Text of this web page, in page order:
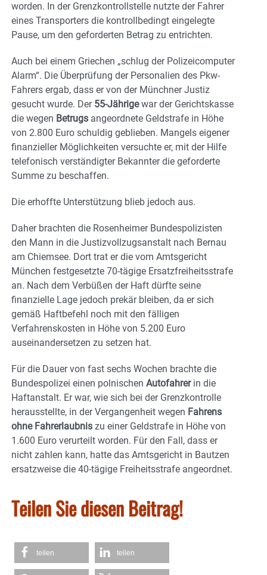
worden. In der Grenzkontrollstelle nutzte der Fahrer
eines Transporters die kontrollbedingt eingelegte
Pause, um den geforderten Betrag zu entrichten.
Auch bei einem Griechen „schlug der Polizeicomputer
Alarm“. Die Überprüfung der Personalien des Pkw-
Fahrers ergab, dass er von der Münchner Justiz
gesucht wurde. Der 55-Jährigewar der Gerichtskasse
die wegen Betrugs angeordnete Geldstrafe in Höhe
von 2.800 Euro schuldig geblieben. Mangels eigener
finanzieller Möglichkeiten versuchte er, mit der Hilfe
telefonisch verständigter Bekannter die geforderte
Summe zu beschaffen.
Die erhoffte Unterstützung blieb jedoch aus.
Daher brachten die Rosenheimer Bundespolizisten
den Mann in die Justizvollzugsanstalt nach Bernau
am Chiemsee. Dort trat er die vom Amtsgericht
München festgesetzte 70-tägige Ersatzfreiheitsstrafe
an. Nach dem Verbüßen der Haft dürfte seine
finanzielle Lage jedoch prekär bleiben, da er sich
gemäß Haftbefehl noch mit den fälligen
Verfahrenskosten in Höhe von 5.200 Euro
auseinandersetzen zu setzen hat.
Für die Dauer von fast sechs Wochen brachte die
Bundespolizei einen polnischen Autofahrerin die
Haftanstalt. Er war, wie sich bei der Grenzkontrolle
herausstellte, in der Vergangenheit wegen Fahrens
ohne Fahrerlaubnis zu einer Geldstrafe in Höhe von
1.600 Euro verurteilt worden. Für den Fall, dass er
nicht zahlen kann, hatte das Amtsgericht in Bautzen
ersatzweise die 40-tägige Freiheitsstrafe angeordnet.
Teilen Sie diesen Beitrag!
teilen teilen